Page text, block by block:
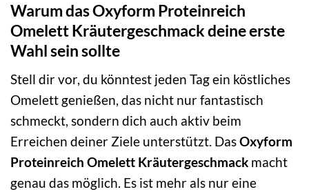
Warum das Oxyform Proteinreich
Omelett Kräutergeschmack deine erste
Wahl sein sollte
Stell dir vor, du könntest jeden Tag ein köstliches
Omelett genießen, das nicht nur fantastisch
schmeckt, sondern dich auch aktiv beim
Erreichen deiner Ziele unterstützt. DasOxyform
Proteinreich Omelett Kräutergeschmack macht
genau das möglich. Es ist mehr als nur eine